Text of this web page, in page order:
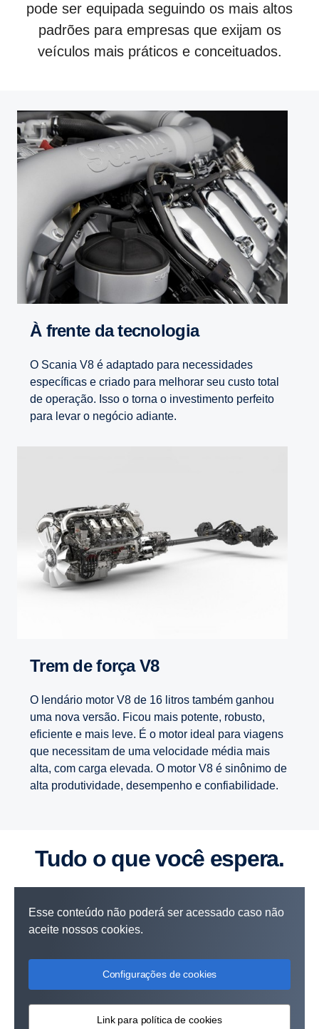
pode ser equipada seguindo os mais altos
padrões para empresas que exijam os
veículos mais práticos e conceituados.
À frente da tecnologia
O Scania V8 é adaptado para necessidades
específicas e criado para melhorar seu custo total
de operação. Isso o torna o investimento perfeito
para levar o negócio adiante.
Trem de força V8
O lendário motor V8 de 16 litros também ganhou
uma nova versão. Ficou mais potente, robusto,
eficiente e mais leve. É o motor ideal para viagens
que necessitam de uma velocidade média mais
alta, com carga elevada. O motor V8 é sinônimo de
alta produtividade, desempenho e confiabilidade.
Tudo o que você espera.
Esse conteúdo não poderá ser acessado caso não
aceite nossos cookies.
Configurações de cookies
Link para política de cookies